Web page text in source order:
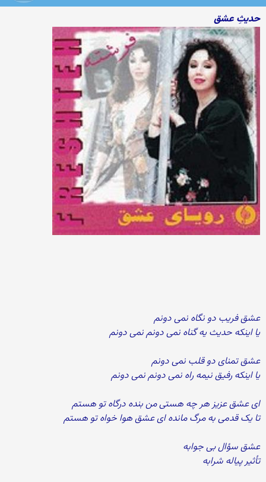
حدیثِ عشق
عشق فریب دو نگاه نمی دونم
یا اینکه حدیث یه گناه نمی دونم نمی دونم
عشق تمنای دو قلب نمی دونم
یا اینکه رفیق نیمه راه نمی دونم نمی دونم
ای عشق عزیز هر چه هستی من بنده درگاه تو هستم
تا یک قدمی به مرگ مانده ای عشق هوا خواه تو هستم
عشق سؤال بی جوابه
تأثیر پیاله شرابه